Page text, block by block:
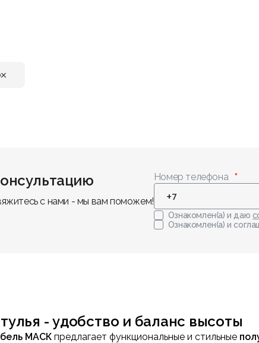
с нами - мы вам поможем!
Номер телефона
Ознакомлен(а) и даю
Ознакомлен(а) и
- удобство и баланс высоты
МАСК предлагает функциональные и стильные